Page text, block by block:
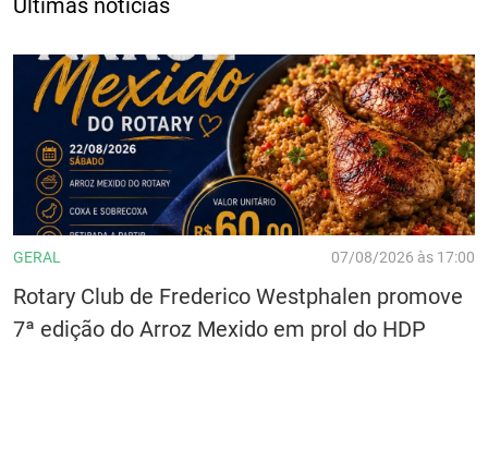
GERAL 07/08/2026 às 17:00
Rotary Club de Frederico Westphalen promove
7ª edição do Arroz Mexido em prol do HDP